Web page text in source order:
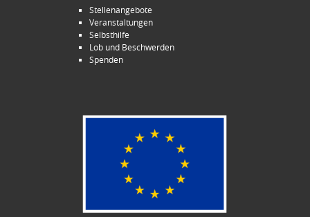
Stellenangebote
Veranstaltungen
Selbsthilfe
Lob und Beschwerden
Spenden